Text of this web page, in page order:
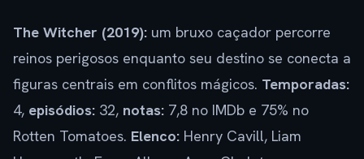
The Witcher (2019): um bruxo caçador percorre
reinos perigosos enquanto seu destino se conecta a
figuras centrais em conflitos mágicos. Temporadas:
4, episódios: 32, notas: 7,8 no IMDb e 75% no
Rotten Tomatoes. Elenco: Henry Cavill, Liam